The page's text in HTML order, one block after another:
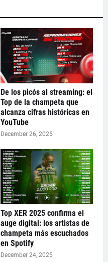
De los picós al streaming: el
Top de la champeta que
alcanza cifras históricas en
YouTube
December 26, 2025
Top XER 2025 confirma el
auge digital: los artistas de
champeta más escuchados
en Spotify
December 24, 2025